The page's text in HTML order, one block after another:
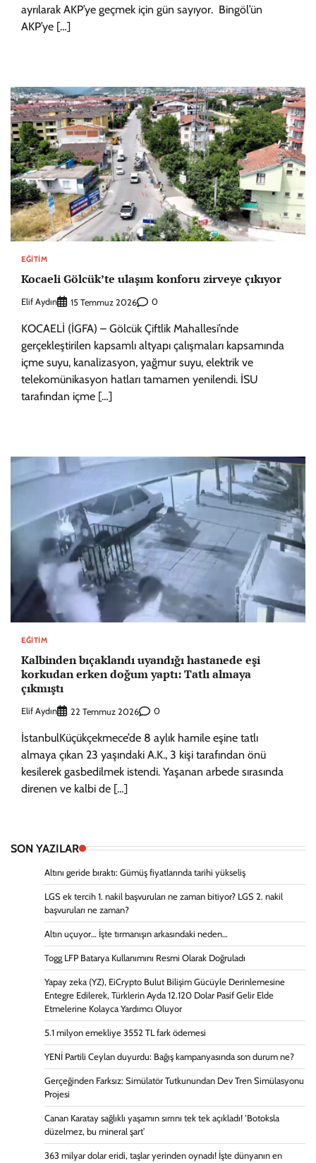
ayrılarak AKP’ye geçmek için gün sayıyor. Bingöl’ün
AKP’ye […]
EĞITIM
Kocaeli Gölcük’te ulaşım konforu zirveye çıkıyor
Elif Aydın 15 Temmuz 2026 0
KOCAELİ (İGFA) – Gölcük Çiftlik Mahallesi’nde
gerçekleştirilen kapsamlı altyapı çalışmaları kapsamında
içme suyu, kanalizasyon, yağmur suyu, elektrik ve
telekomünikasyon hatları tamamen yenilendi. İSU
tarafından içme […]
EĞITIM
Kalbinden bıçaklandı uyandığı hastanede eşi
korkudan erken doğum yaptı: Tatlı almaya
çıkmıştı
Elif Aydın 22 Temmuz 2026 0
İstanbulKüçükçekmece’de 8 aylık hamile eşine tatlı
almaya çıkan 23 yaşındaki A.K., 3 kişi tarafından önü
kesilerek gasbedilmek istendi. Yaşanan arbede sırasında
direnen ve kalbi de […]
SON YAZILAR
Altını geride bıraktı: Gümüş fiyatlarında tarihi yükseliş
LGS ek tercih 1. nakil başvuruları ne zaman bitiyor? LGS 2. nakil
başvuruları ne zaman?
Altın uçuyor… İşte tırmanışın arkasındaki neden…
Togg LFP Batarya Kullanımını Resmi Olarak Doğruladı
Yapay zeka (YZ), EiCrypto Bulut Bilişim Gücüyle Derinlemesine
Entegre Edilerek, Türklerin Ayda 12.120 Dolar Pasif Gelir Elde
Etmelerine Kolayca Yardımcı Oluyor
5.1 milyon emekliye 3552 TL fark ödemesi
YENİ Partili Ceylan duyurdu: Bağış kampanyasında son durum ne?
Gerçeğinden Farksız: Simülatör Tutkunundan Dev Tren Simülasyonu
Projesi
Canan Karatay sağlıklı yaşamın sırrını tek tek açıkladı! ‘Botoksla
düzelmez, bu mineral şart’
363 milyar dolar eridi, taşlar yerinden oynadı! İşte dünyanın en